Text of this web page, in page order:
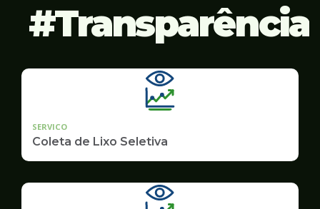
Transparência
SERVICO
Coleta de Lixo Seletiva